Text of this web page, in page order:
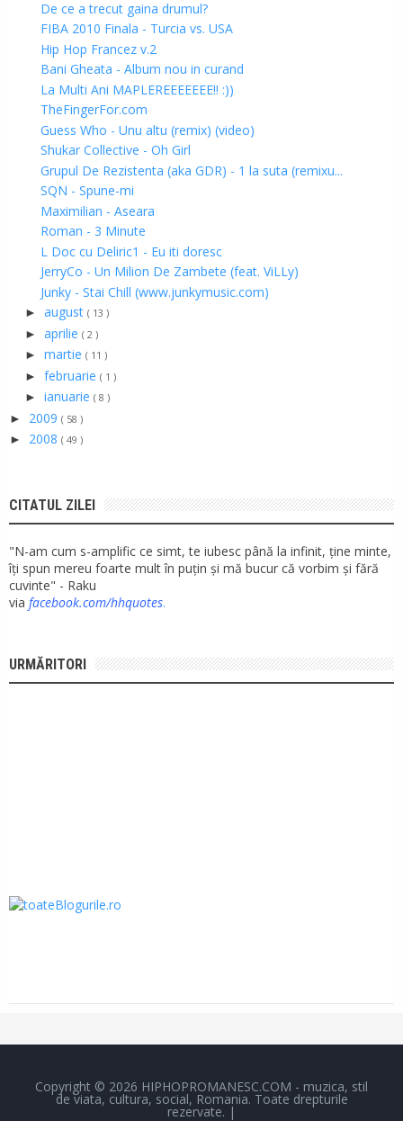
De ce a trecut gaina drumul?
FIBA 2010 Finala - Turcia vs. USA
Hip Hop Francez v.2
Bani Gheata - Album nou in curand
La Multi Ani MAPLEREEEEEEE!! :))
TheFingerFor.com
Guess Who - Unu altu (remix) (video)
Shukar Collective - Oh Girl
Grupul De Rezistenta (aka GDR) - 1 la suta (remixu...
SQN - Spune-mi
Maximilian - Aseara
Roman - 3 Minute
L Doc cu Deliric1 - Eu iti doresc
JerryCo - Un Milion De Zambete (feat. ViLLy)
Junky - Stai Chill (www.junkymusic.com)
► august ( 13 )
► aprilie ( 2 )
► martie ( 11 )
► februarie ( 1 )
► ianuarie ( 8 )
► 2009 ( 58 )
► 2008 ( 49 )
CITATUL ZILEI
"N-am cum s-amplific ce simt, te iubesc până la infinit, ține minte,
îți spun mereu foarte mult în puțin și mă bucur că vorbim și fără
cuvinte" - Raku
via facebook.com/hhquotes.
URMĂRITORI
Copyright © 2026 HIPHOPROMANESC.COM - muzica, stil
de viata, cultura, social, Romania. Toate drepturile
rezervate. |